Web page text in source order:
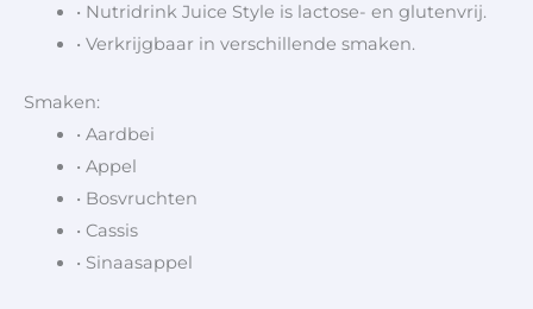
• Nutridrink Juice Style is lactose- en glutenvrij.
• Verkrijgbaar in verschillende smaken.
Smaken:
• Aardbei
• Appel
• Bosvruchten
• Cassis
• Sinaasappel